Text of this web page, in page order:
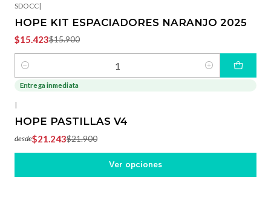
SDOCC|
HOPE KIT ESPACIADORES NARANJO 2025
$15.423$15.900
Cantidad
Entrega inmediata
|
HOPE PASTILLAS V4
desde$21.243$21.900
Ver opciones